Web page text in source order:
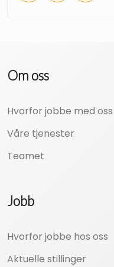
Om oss
Hvorfor jobbe med oss
Våre tjenester
Teamet
Jobb
Hvorfor jobbe hos oss
Aktuelle stillinger